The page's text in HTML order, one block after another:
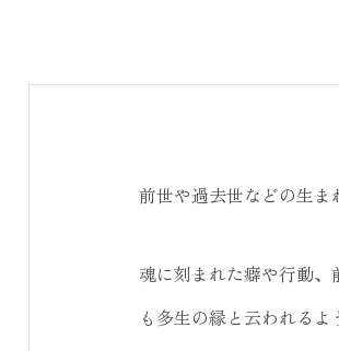
前世や過去世などの生ま
魂に刻まれた癖や行動
も多生の縁と云われる